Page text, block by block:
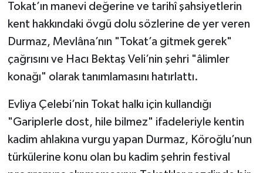
Tokat’ın manevi değerine ve tarihî şahsiyetlerin
kent hakkındaki övgü dolu sözlerine de yer veren
Durmaz, Mevlâna’nın "Tokat’a gitmek gerek"
çağrısını ve Hacı Bektaş Veli’nin şehri "âlimler
konağı" olarak tanımlamasını hatırlattı.
Evliya Çelebi’nin Tokat halkı için kullandığı
"Gariplerle dost, hile bilmez" ifadeleriyle kentin
kadim ahlakına vurgu yapan Durmaz, Köroğlu’nun
türkülerine konu olan bu kadim şehrin festival